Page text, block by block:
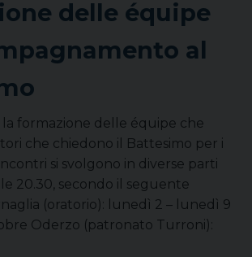
delle équipe
al
formazione delle équipe che
che chiedono il Battesimo per i
si svolgono in diverse parti
20.30, secondo il seguente
(oratorio): lunedì 2 – lunedì 9
Oderzo (patronato Turroni):